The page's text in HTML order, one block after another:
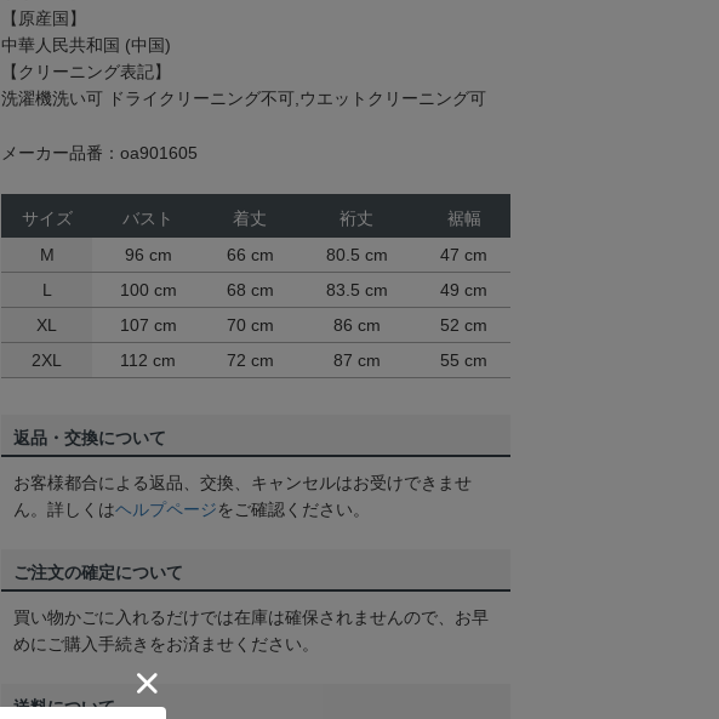
【原産国】
中華人民共和国 (中国)
【クリーニング表記】
洗濯機洗い可 ドライクリーニング不可,ウエットクリーニング可
メーカー品番：oa901605
サイズ バスト 着丈 裄丈
裾幅
M
96 cm 66 cm 80.5 cm
47 cm
L
100 cm 68 cm 83.5 cm
49 cm
XL
107 cm 70 cm 86 cm
52 cm
2XL
112 cm 72 cm 87 cm 55 cm
返品・交換について
お客様都合による返品、交換、キャンセルはお受けできませ
ん。詳しくはヘルプページをご確認ください。
ご注文の確定について
買い物かごに入れるだけでは在庫は確保されませんので、お早
めにご購入手続きをお済ませください。
送料について